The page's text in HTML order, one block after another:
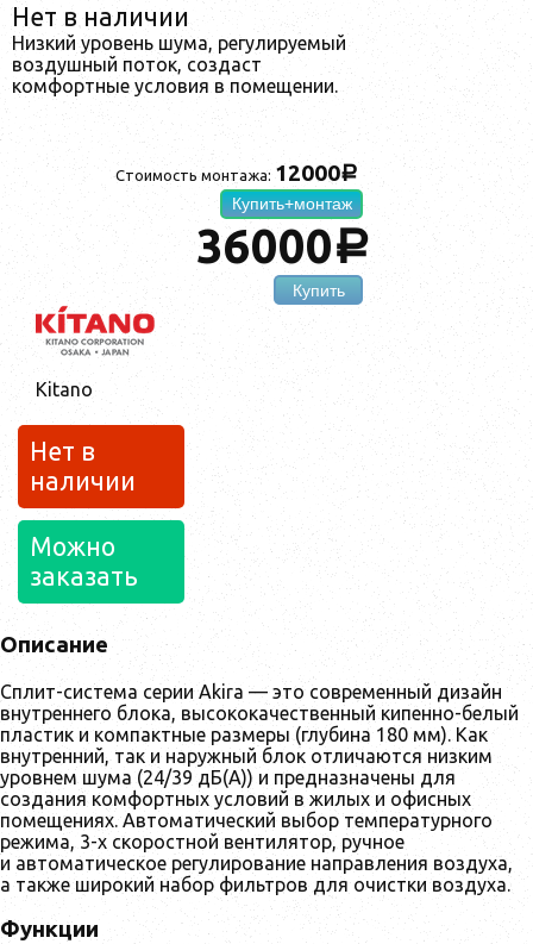
Нет в наличии
Низкий уровень шума, регулируемый
воздушный поток, создаст
комфортные условия в помещении.
Стоимость монтажа: 12000a
Купить+монтаж
36000a
Купить
Kitano
Нет в
наличии
Можно
заказать
Описание
Сплит-система серии Akira — это современный дизайн
внутреннего блока, высококачественный кипенно-белый
пластик и компактные размеры (глубина 180 мм). Как
внутренний, так и наружный блок отличаются низким
уровнем шума (24/39 дБ(А)) и предназначены для
создания комфортных условий в жилых и офисных
помещениях. Автоматический выбор температурного
режима, 3-х скоростной вентилятор, ручное
и автоматическое регулирование направления воздуха,
а также широкий набор фильтров для очистки воздуха.
Функции